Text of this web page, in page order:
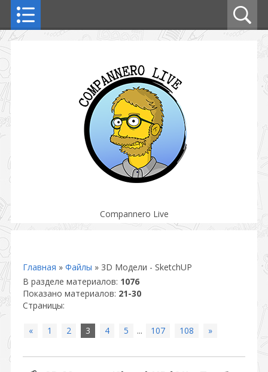
Compannero Live
Главная » Файлы » 3D Модели - SketchUP
В разделе материалов: 1076
Показано материалов: 21-30
Страницы:
« 1 2 3 4 5 ... 107 108 »